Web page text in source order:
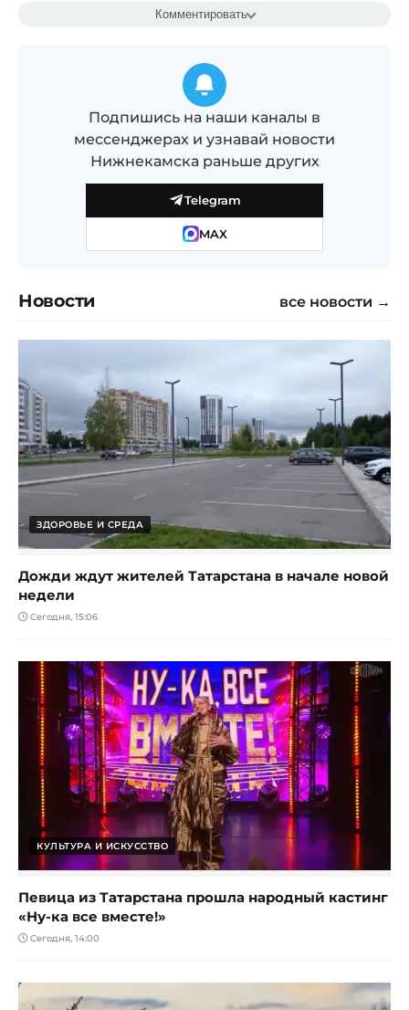
Комментировать
Подпишись на наши каналы в
мессенджерах и узнавай новости
Нижнекамска раньше других
Telegram
MAX
Новости все новости →
ЗДОРОВЬЕ И СРЕДА
Дожди ждут жителей Татарстана в начале новой
недели
Сегодня, 15:06
КУЛЬТУРА И ИСКУССТВО
Певица из Татарстана прошла народный кастинг
«Ну-ка все вместе!»
Сегодня, 14:00